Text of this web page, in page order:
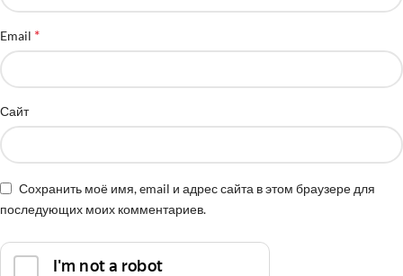
Email *
Сайт
Сохранить моё имя, email и адрес сайта в этом браузере для
последующих моих комментариев.